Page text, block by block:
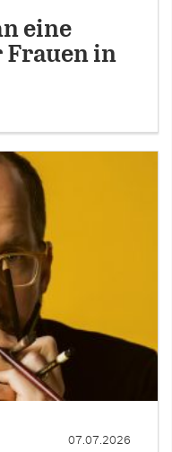
eine
in
07.07.2026